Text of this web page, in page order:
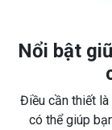
Nổi bật
Điều cần thiết
có thể giúp